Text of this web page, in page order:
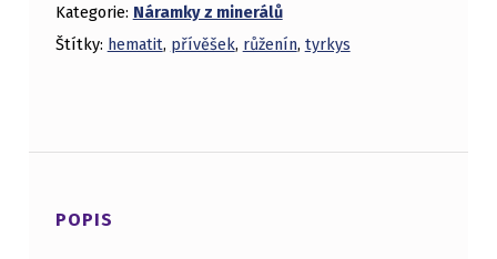
Kategorie: Náramky z minerálů
Štítky: hematit, přívěšek, růženín, tyrkys
POPIS